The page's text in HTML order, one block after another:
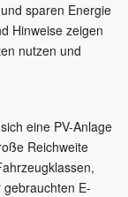
sparen Energie
Hinweise zeigen
nutzen und
eine PV-Anlage
Reichweite
E-